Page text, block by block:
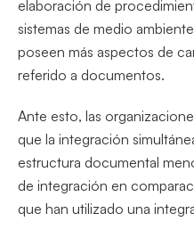
elaboración de
sistemas de medio
poseen más aspectos de
referido a documentos.
Ante esto, las
que la integración
estructura documental
de integración en
que han utilizado una